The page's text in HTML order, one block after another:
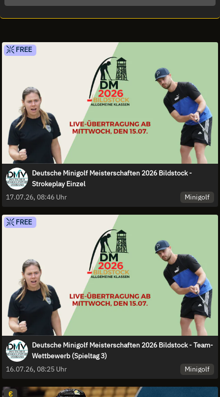
FREE
Deutsche Minigolf Meisterschaften 2026 Bildstock -
Strokeplay Einzel
17.07.26, 08:46 Uhr
Minigolf
FREE
Deutsche Minigolf Meisterschaften 2026 Bildstock - Team-
Wettbewerb (Spieltag 3)
16.07.26, 08:25 Uhr
Minigolf
€